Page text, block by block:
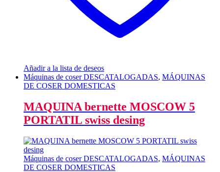
Añadir a la lista de deseos
Máquinas de coser DESCATALOGADAS, MÁQUINAS
DE COSER DOMESTICAS
MAQUINA bernette MOSCOW 5
PORTATIL swiss desing
Máquinas de coser DESCATALOGADAS, MÁQUINAS
DE COSER DOMESTICAS